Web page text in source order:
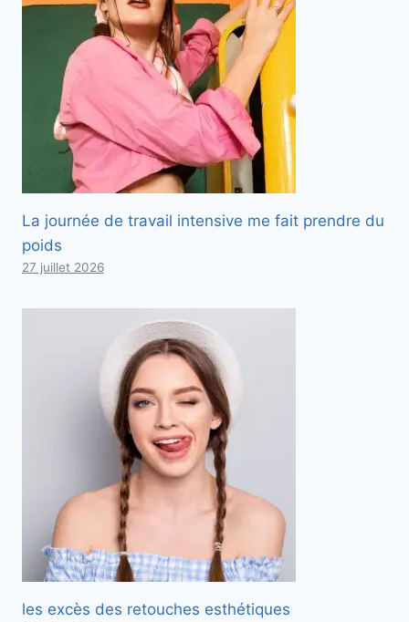
La journée de travail intensive me fait prendre du
poids
27 juillet 2026
les excès des retouches esthétiques